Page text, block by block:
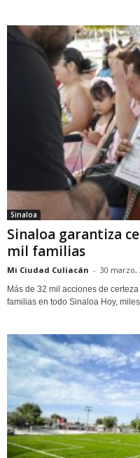
Sinaloa
Sinaloa garantiza
mil familias
Mi Ciudad Culiacán - 30 marzo,
Más de 32 mil acciones de
familias en todo Sinaloa Hoy,